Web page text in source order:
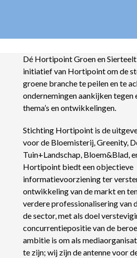
Dé Hortipoint Groen en Sierteelt
initiatief van Hortipoint om de
groene branche te peilen en te
ondernemingen aankijken tegen
thema’s en ontwikkelingen.
Stichting Hortipoint is de
voor de Bloemisterij, Greenity,
Tuin+Landschap, Bloem&Blad,
Hortipoint biedt een objectieve
informatievoorziening ter
ontwikkeling van de markt en
verdere professionalisering van
de sector, met als doel
concurrentiepositie van de
ambitie is om als
te zijn; wij zijn de antenne voor